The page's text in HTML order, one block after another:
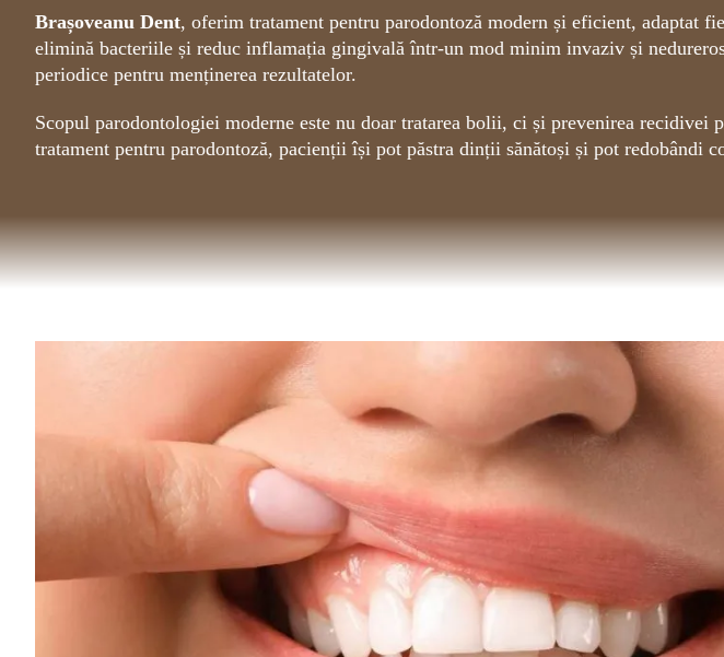
Brașoveanu Dent, oferim tratament pentru parodontoză modern și eficient, adaptat
elimină bacteriile și reduc inflamația gingivală într-un mod minim invaziv și
periodice pentru menținerea rezultatelor.
Scopul parodontologiei moderne este nu doar tratarea bolii, ci și prevenirea
tratament pentru parodontoză, pacienții își pot păstra dinții sănătoși și pot redobândi